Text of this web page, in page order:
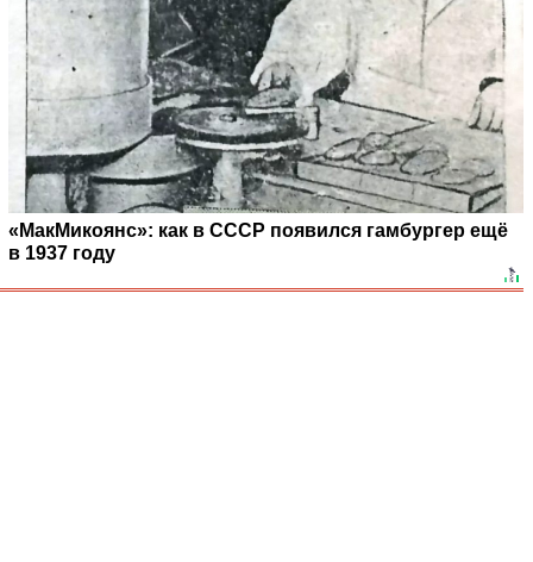
«МакМикоянс»: как в СССР появился гамбургер ещё
в 1937 году